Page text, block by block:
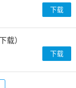
下载
载）
下载